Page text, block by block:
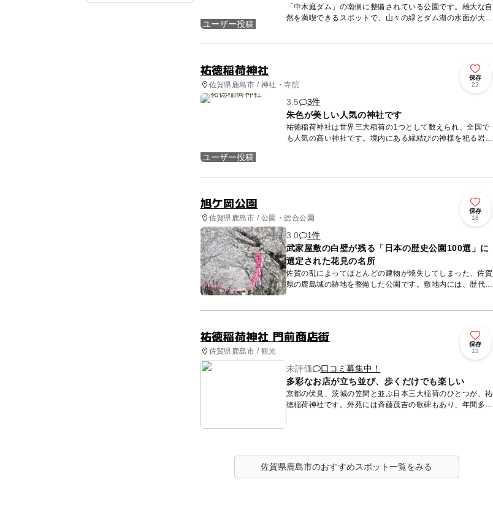
ユーザー投稿
「中木庭ダム」の南側に整備されている公園です。雄大な自
然を満喫できるスポットで、山々の緑とダム湖の水面が大変
祐徳稲荷神社
佐賀県鹿島市 / 神社・寺院
保存
22
ユーザー投稿
3.5
3件
朱色が美しい人気の神社です
祐徳稲荷神社は世界三大稲荷の1つとして数えられ、全国で
も人気の高い神社です。境内にある縁結びの神様を祀る岩崎
旭ケ岡公園
佐賀県鹿島市 / 公園・総合公園
保存
18
3.0
1件
武家屋敷の白壁が残る「日本の歴史公園100選」に
選定された花見の名所
佐賀の乱によってほとんどの建物が焼失してしまった、佐賀
県の鹿島城の跡地を整備した公園です。敷地内には、歴代藩
主の霊を祀る松蔭神社が社殿を構えています。1862年、当
祐徳稲荷神社 門前商店街
佐賀県鹿島市 / 観光
保存
13
未評価
口コミ募集中！
多彩なお店が立ち並び、歩くだけでも楽しい
京都の伏見、茨城の笠間と並ぶ日本三大稲荷のひとつが、祐
徳稲荷神社です。外苑には斉藤茂吉の歌碑もあり、年間多く
ら、参道沿い...
佐賀県鹿島市のおすすめスポット一覧をみる